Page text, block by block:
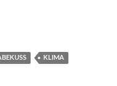
KLIMA